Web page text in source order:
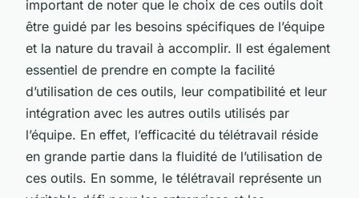
important de noter que le choix de ces outils doit
être guidé par les besoins spécifiques de l’équipe
et la nature du travail à accomplir. Il est également
essentiel de prendre en compte la facilité
d’utilisation de ces outils, leur compatibilité et leur
intégration avec les autres outils utilisés par
l’équipe. En effet, l’efficacité du télétravail réside
en grande partie dans la fluidité de l’utilisation de
ces outils. En somme, le télétravail représente un